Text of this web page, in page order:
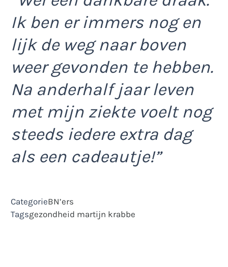
Ik ben er immers nog en
lijk de weg naar boven
weer gevonden te hebben.
Na anderhalf jaar leven
met mijn ziekte voelt nog
steeds iedere extra dag
als een cadeautje!”
CategorieBN’ers
Tagsgezondheid martijn krabbe